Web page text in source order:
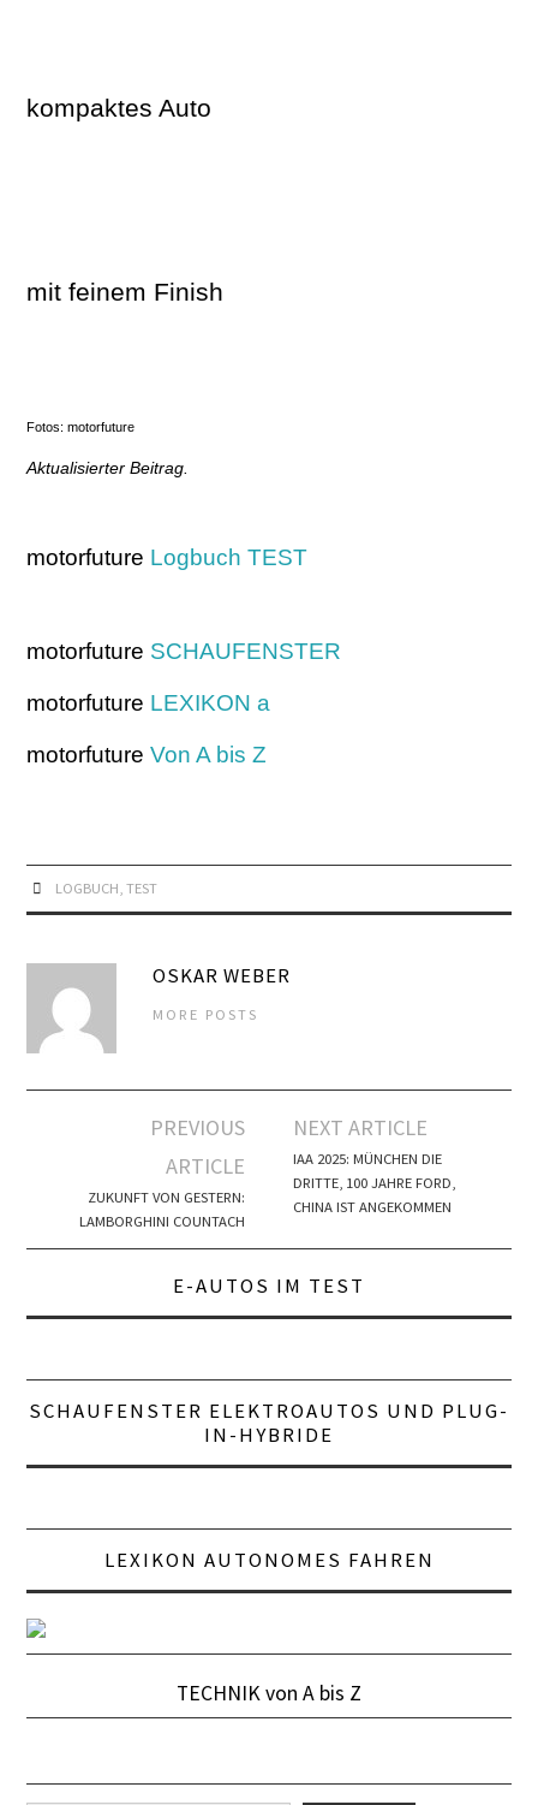
kompaktes Auto
mit feinem Finish
Fotos: motorfuture
Aktualisierter Beitrag.
motorfuture Logbuch TEST
motorfuture SCHAUFENSTER
motorfuture LEXIKON a
motorfutureVon A bis Z
LOGBUCH, TEST
OSKAR WEBER
MORE POSTS
Navigation
PREVIOUS
ARTICLE
ZUKUNFT VON GESTERN:
LAMBORGHINI COUNTACH
NEXT ARTICLE
IAA 2025: MÜNCHEN DIE
DRITTE, 100 JAHRE FORD,
CHINA IST ANGEKOMMEN
E-AUTOS IM TEST
SCHAUFENSTER ELEKTROAUTOS UND PLUG-
IN-HYBRIDE
LEXIKON AUTONOMES FAHREN
TECHNIK von A bis Z